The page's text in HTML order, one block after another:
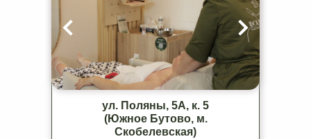
ул. Поляны, 5А, к. 5
(Южное Бутово, м.
Скобелевская)
Работаем ежедневно с
ул Бол. Серпуховская, 32. стр. 1 (м.
Серпуховская)
ул Зорге, 2 (м. Хорошёвская)
Колл-центр+7 (495) 085-33-36